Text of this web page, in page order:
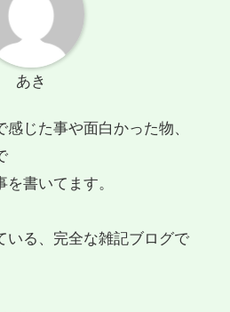
あき
じた事や面白かった物、
書いてます。
いる、完全な雑記ブログで